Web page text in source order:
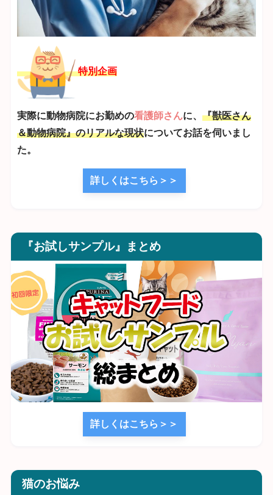
特別企画
実際に動物病院にお勤めの看護師さんに、 『獣医さん
＆動物病院』のリアルな現状についてお話を伺いまし
た。
詳しくはこちら＞＞
『お試しサンプル』まとめ
詳しくはこちら＞＞
猫のお悩み